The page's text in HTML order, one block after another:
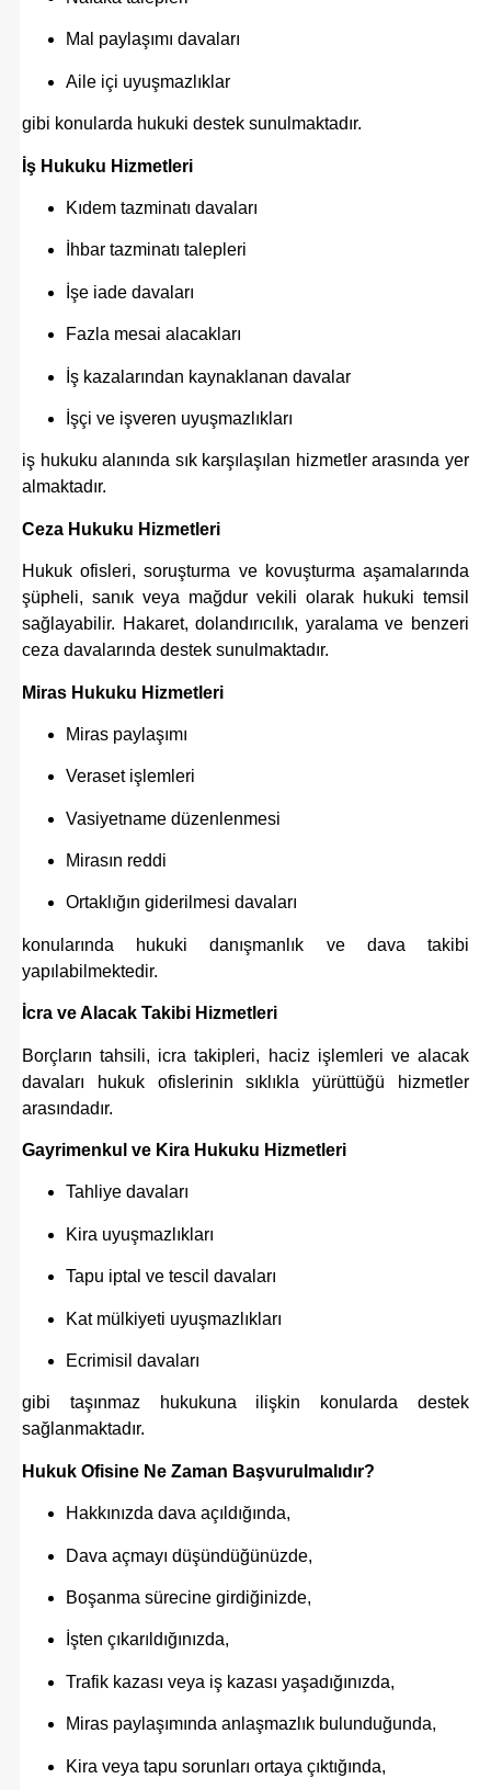
Mal paylaşımı davaları
Aile içi uyuşmazlıklar
gibi konularda hukuki destek sunulmaktadır.
İş Hukuku Hizmetleri
Kıdem tazminatı davaları
İhbar tazminatı talepleri
İşe iade davaları
Fazla mesai alacakları
İş kazalarından kaynaklanan davalar
İşçi ve işveren uyuşmazlıkları
iş hukuku alanında sık karşılaşılan hizmetler arasında yer
almaktadır.
Ceza Hukuku Hizmetleri
Hukuk ofisleri, soruşturma ve kovuşturma aşamalarında
şüpheli, sanık veya mağdur vekili olarak hukuki temsil
sağlayabilir. Hakaret, dolandırıcılık, yaralama ve benzeri
ceza davalarında destek sunulmaktadır.
Miras Hukuku Hizmetleri
Miras paylaşımı
Veraset işlemleri
Vasiyetname düzenlenmesi
Mirasın reddi
Ortaklığın giderilmesi davaları
konularında hukuki danışmanlık ve dava takibi
yapılabilmektedir.
İcra ve Alacak Takibi Hizmetleri
Borçların tahsili, icra takipleri, haciz işlemleri ve alacak
davaları hukuk ofislerinin sıklıkla yürüttüğü hizmetler
arasındadır.
Gayrimenkul ve Kira Hukuku Hizmetleri
Tahliye davaları
Kira uyuşmazlıkları
Tapu iptal ve tescil davaları
Kat mülkiyeti uyuşmazlıkları
Ecrimisil davaları
gibi taşınmaz hukukuna ilişkin konularda destek
sağlanmaktadır.
Hukuk Ofisine Ne Zaman Başvurulmalıdır?
Hakkınızda dava açıldığında,
Dava açmayı düşündüğünüzde,
Boşanma sürecine girdiğinizde,
İşten çıkarıldığınızda,
Trafik kazası veya iş kazası yaşadığınızda,
Miras paylaşımında anlaşmazlık bulunduğunda,
Kira veya tapu sorunları ortaya çıktığında,